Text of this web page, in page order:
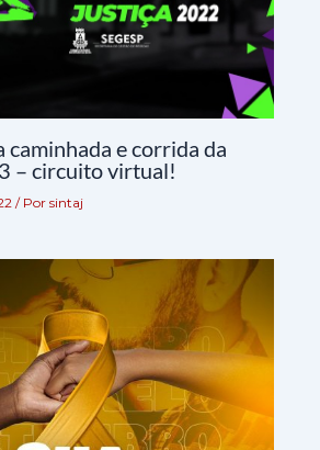
caminhada e corrida da
– circuito virtual!
/ Por sintaj